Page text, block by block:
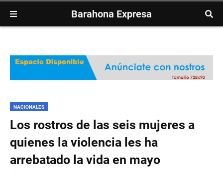
Barahona Expresa
NACIONALES
Los rostros de las seis mujeres a
quienes la violencia les ha
arrebatado la vida en mayo